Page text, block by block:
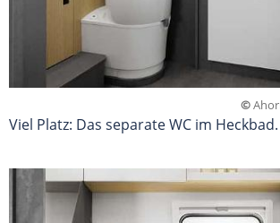
©
Viel Platz: Das separate WC im Heckbad.